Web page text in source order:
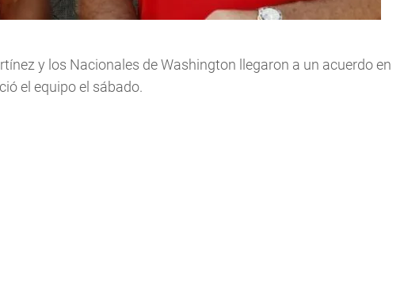
y los Nacionales de Washington llegaron a un acuerdo en
el equipo el sábado.